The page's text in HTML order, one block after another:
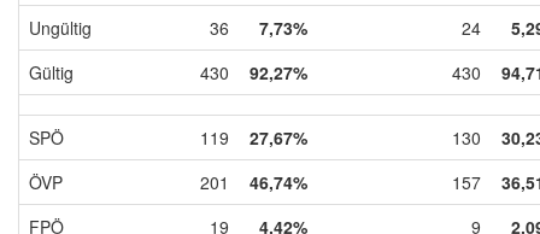
Ungültig
36 7,73% 24
Gültig
430 92,27% 430
SPÖ 119 27,67% 130
ÖVP
201 46,74% 157
FPÖ
19 4,42% 9